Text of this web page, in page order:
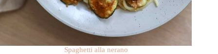
Spaghetti alla nerano